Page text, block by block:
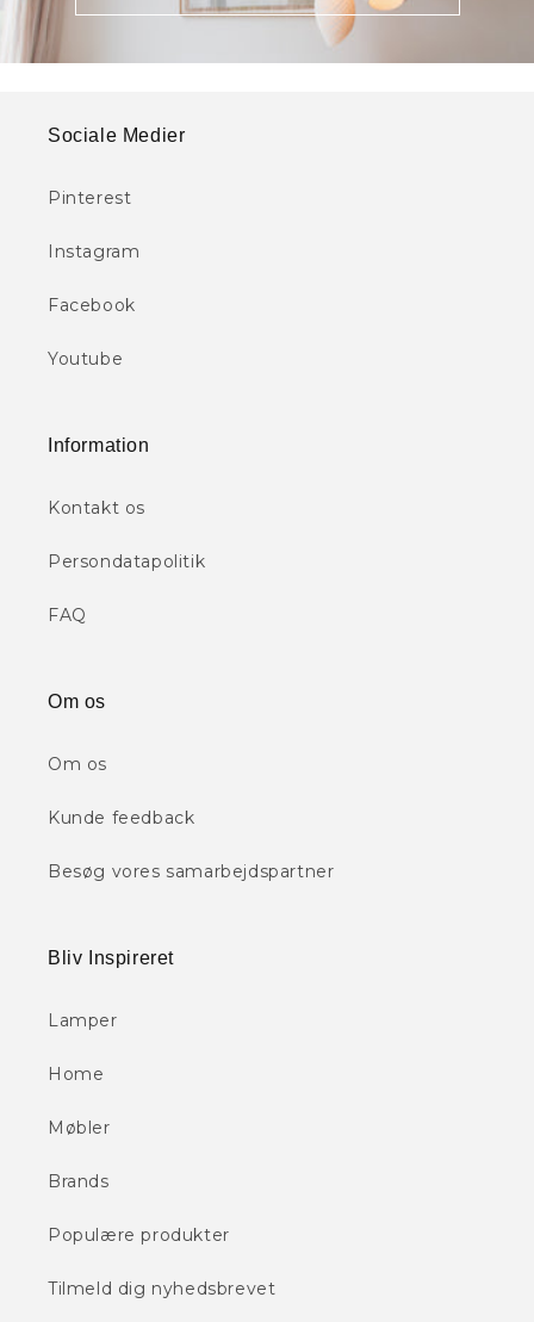
Sociale Medier
Pinterest
Instagram
Facebook
Youtube
Information
Kontakt os
Persondatapolitik
FAQ
Om os
Om os
Kunde feedback
Besøg vores samarbejdspartner
Bliv Inspireret
Lamper
Home
Møbler
Brands
Populære produkter
Tilmeld dig nyhedsbrevet